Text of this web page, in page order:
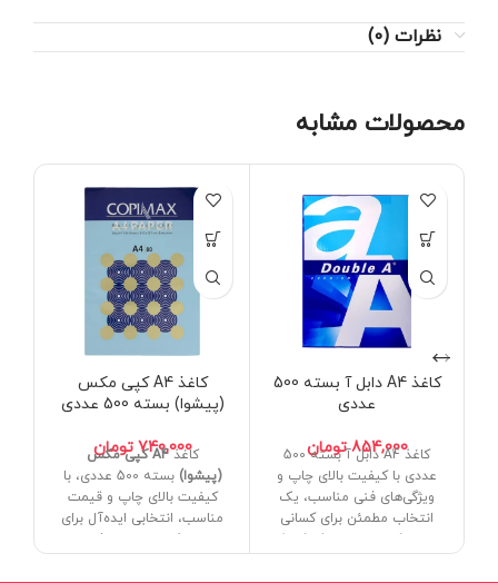
نظرات (0)
محصولات مشابه
کاغذ A4 دابل آ بسته 500
عددی
تومانکاغذ A4 دابل آ بسته 500
عددی با کیفیت بالای چاپ و
ویژگی‌های فنی مناسب، یک
انتخاب مطمئن برای کسانی
است که به دنبال یک کاغذ
کاغذ A4 کپی مکس
(پیشوا) بسته 500 عددی
تومان کاغذ
A4 کپی مکس
(پیشوا)
بسته 500 عددی، با
کیفیت بالای چاپ و قیمت
مناسب، انتخابی ایده‌آل برای
مصرف روزمره در دفاتر،